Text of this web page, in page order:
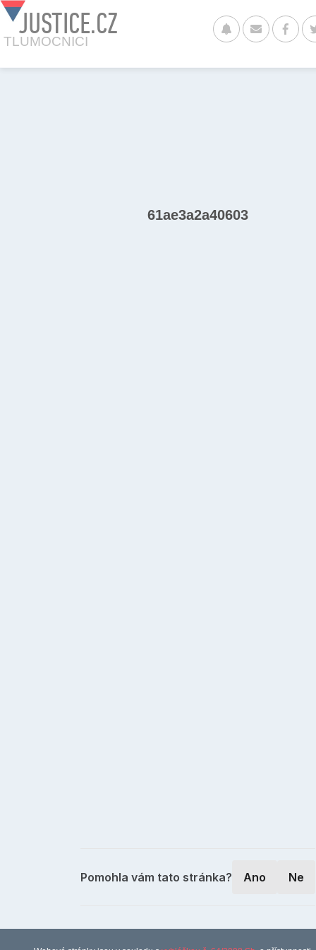
JUSTICE.CZ
TLUMOCNICI
61ae3a2a40603
Pomohla vám tato stránka? Ano Ne